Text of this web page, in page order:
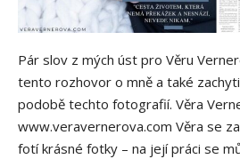
Pár slov z mých úst pro Věru
tento rozhovor o mně a také
podobě techto fotografií. Věra
www.veravernerova.com Věra se
fotí krásné fotky – na její práci se